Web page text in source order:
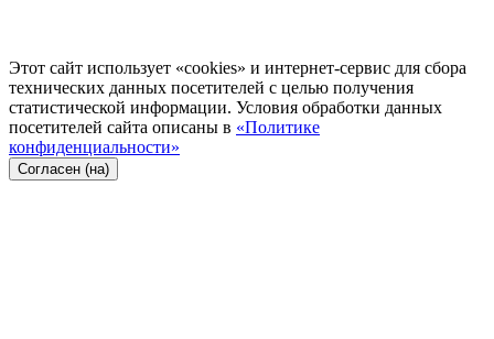
Этот сайт использует «cookies» и интернет-сервис для сбора
технических данных посетителей с целью получения
статистической информации. Условия обработки данных
посетителей сайта описаны в «Политике
конфиденциальности»
Согласен (на)